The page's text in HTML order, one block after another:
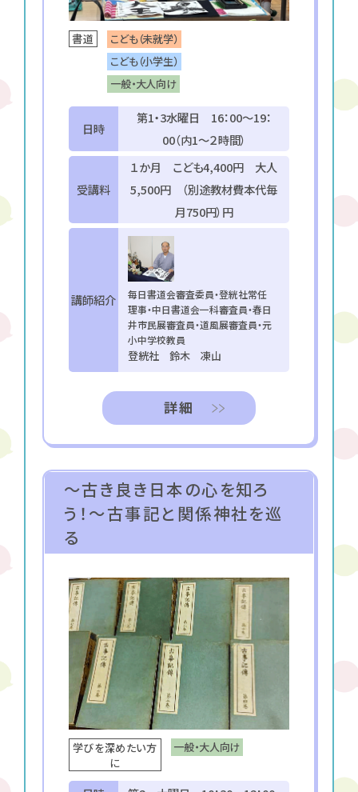
書道
こども（未就学）
こども（小学生）
一般・大人向け
日時
第1・3水曜日 16：00～19：
00（内1～２時間）
受講料
１か月 こども4,400円 大人
5,500円 （別途教材費本代毎
月750円）円
講師紹介
毎日書道会審査委員・登絖社常任
理事・中日書道会一科審査員・春日
井市民展審査員・道風展審査員・元
小中学校教員
登絖社 鈴木 凍山
詳細
～古き良き日本の心を知ろ
う！～古事記と関係神社を巡
る
学びを深めたい方
に
一般・大人向け